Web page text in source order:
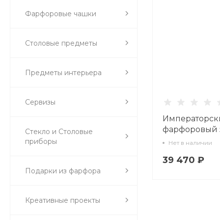
Фарфоровые чашки
Столовые предметы
Предметы интерьера
Сервизы
Стекло и Столовые
приборы
Подарки из фарфора
Креативные проекты
фарфоровый
Скульптура
Нет в наличии
39 470 ₽